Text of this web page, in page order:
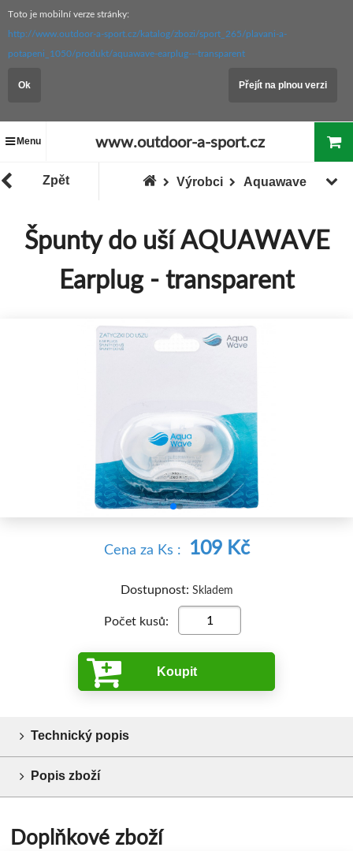
Toto je mobilní verze stránky:
http://www.outdoor-a-sport.cz/katalog/zbozi/sport_265/plavani-a-
potapeni_1050/produkt/aquawave-earplug---transparent
Ok Přejít na plnou verzi
Menu www.outdoor-a-sport.cz
Zpět Aquawave
Výrobci
Špunty do uší AQUAWAVE
Earplug - transparent
Cena za Ks : 109 Kč
Dostupnost: Skladem
Počet kusů:
Koupit
Technický popis
Popis zboží
Doplňkové zboží